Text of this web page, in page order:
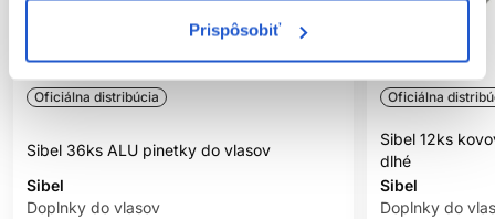
Prispôsobiť
Oficiálna distribúcia
Sibel 36ks ALU pinetky do vlasov
Sibel
Doplnky do vlasov
Oficiálna
Sibel 12ks
dlhé
Sibel
Doplnky do